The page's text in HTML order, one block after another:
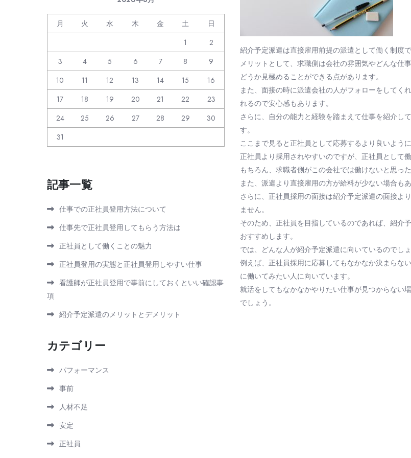
紹介予定派遣は直接雇用前提の派遣として働く制度で
メリットとして、求職側は会社の雰囲気やどんな仕
どうか見極めることができる点があります。
また、面接の時に派遣会社の人がフォローをしてく
れるので安心感もあります。
さらに、自分の能力と経験を踏まえて仕事を紹介し
す。
ここまで見ると正社員として応募するより良いよう
正社員より採用されやすいのですが、正社員として
もちろん、求職者側がこの会社では働けないと思っ
また、派遣より直接雇用の方が給料が少ない場合も
さらに、正社員採用の面接は紹介予定派遣の面接よ
ません。
そのため、正社員を目指しているのであれば、紹介
おすすめします。
では、どんな人が紹介予定派遣に向いているのでしょ
例えば、正社員採用に応募してもなかなか決まらな
に働いてみたい人に向いています。
就活をしてもなかなかやりたい仕事が見つからない場
でしょう。
月 火 水 木 金 土
日
1
2
3
4 5 6 7 8
9
10
11 12 13 14 15
16
17
18 19 20 21 22
23
24
25 26 27 28 29
30
31
記事一覧
仕事での正社員登用方法について
仕事先で正社員登用してもらう方法は
正社員として働くことの魅力
正社員登用の実態と正社員登用しやすい仕事
看護師が正社員登用で事前にしておくといい確認事
項
紹介予定派遣のメリットとデメリット
カテゴリー
パフォーマンス
事前
人材不足
安定
正社員